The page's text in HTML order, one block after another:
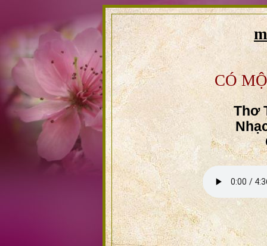
CÓ
Thơ